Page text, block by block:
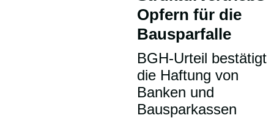
Opfern für die
Bausparfalle
BGH-Urteil bestätigt
die Haftung von
Banken und
Bausparkassen